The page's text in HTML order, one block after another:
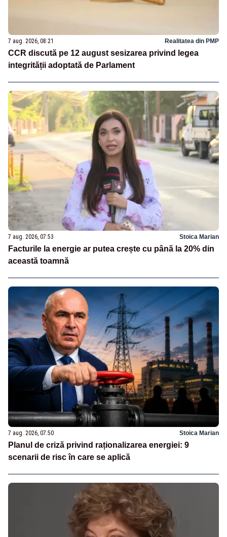
7 aug. 2026, 08:21 Realitatea din PMP
CCR discută pe 12 august sesizarea privind legea
integrității adoptată de Parlament
7 aug. 2026, 07:53 Stoica Marian
Facturile la energie ar putea crește cu până la 20% din
această toamnă
7 aug. 2026, 07:50 Stoica Marian
Planul de criză privind raționalizarea energiei: 9
scenarii de risc în care se aplică